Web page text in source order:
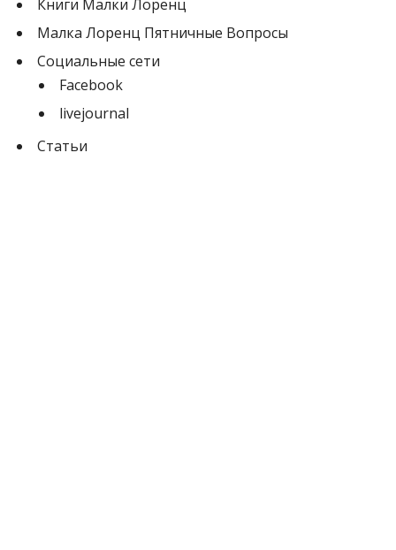
Книги Малки Лоренц
Малка Лоренц Пятничные Вопросы
Социальные сети
Facebook
livejournal
Статьи